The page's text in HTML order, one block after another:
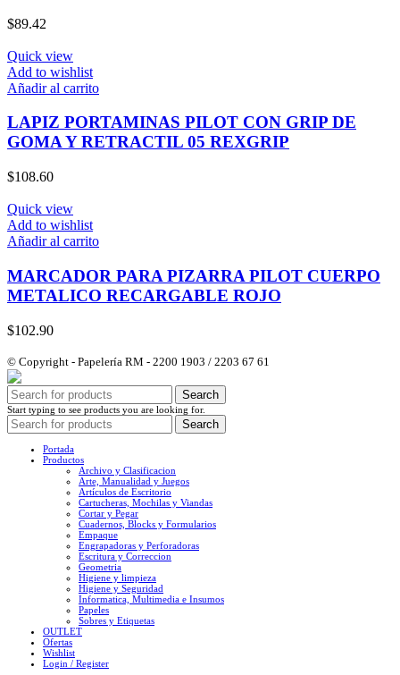
$89.42
Quick view
Add to wishlist
Añadir al carrito
LAPIZ PORTAMINAS PILOT CON GRIP DE
GOMA Y RETRACTIL 05 REXGRIP
$108.60
Quick view
Add to wishlist
Añadir al carrito
MARCADOR PARA PIZARRA PILOT CUERPO
METALICO RECARGABLE ROJO
$102.90
© Copyright - Papelería RM - 2200 1903 / 2203 67 61
Search
Start typing to see products you are looking for.
Search
Portada
Productos
Archivo y Clasificacion
Arte, Manualidad y Juegos
Artículos de Escritorio
Cartucheras, Mochilas y Viandas
Cortar y Pegar
Cuadernos, Blocks y Formularios
Empaque
Engrapadoras y Perforadoras
Escritura y Correccion
Geometria
Higiene y limpieza
Higiene y Seguridad
Informatica, Multimedia e Insumos
Papeles
Sobres y Etiquetas
OUTLET
Ofertas
Wishlist
Login / Register